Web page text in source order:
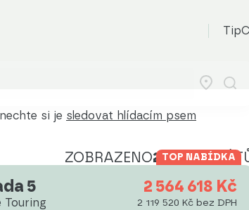
si je sledovat hlídacím psem
ZOBRAZENO248
TOP NABÍDKA
5
Touring
2 564 618 Kč
2 119 520 Kč bez DPH